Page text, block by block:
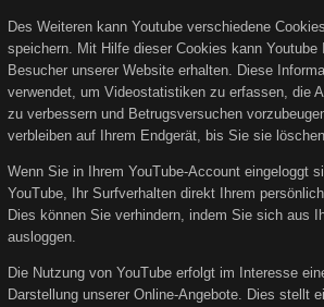
Des Weiteren kann Youtube verschiedene
speichern. Mit Hilfe dieser Cookies kann Youtube
Besucher unserer Website erhalten. Diese
verwendet, um Videostatistiken zu erfassen, die
zu verbessern und Betrugsversuchen
verbleiben auf Ihrem Endgerät, bis Sie sie löschen.
Wenn Sie in Ihrem YouTube-Account eingeloggt
YouTube, Ihr Surfverhalten direkt Ihrem
Dies können Sie verhindern, indem Sie sich aus
ausloggen.
Die Nutzung von YouTube erfolgt im Interesse
Darstellung unserer Online-Angebote. Dies stellt